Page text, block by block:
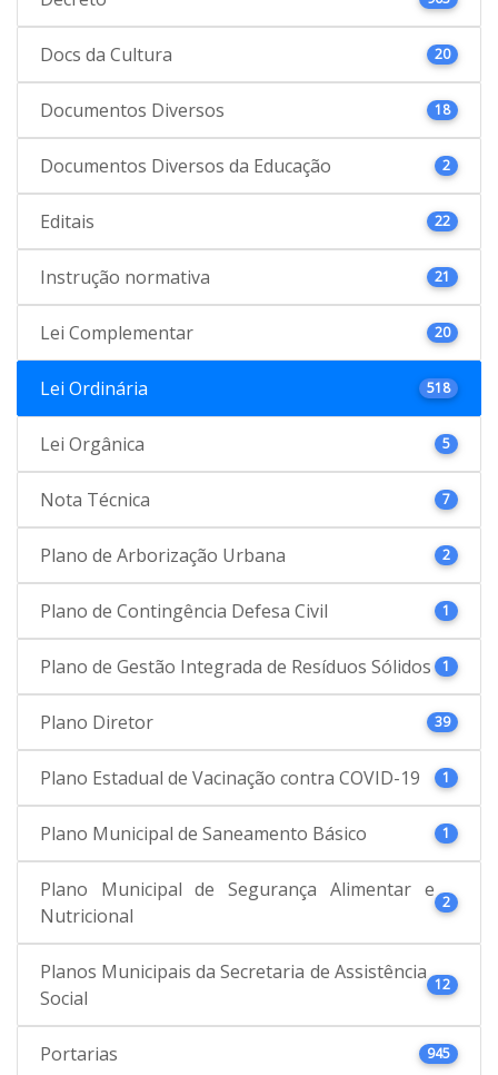
Docs da Cultura 20
Documentos Diversos 18
Documentos Diversos da Educação 2
Editais 22
Instrução normativa 21
Lei Complementar 20
Lei Ordinária 518
Lei Orgânica 5
Nota Técnica 7
Plano de Arborização Urbana 2
Plano de Contingência Defesa Civil 1
Plano de Gestão Integrada de Resíduos Sólidos 1
Plano Diretor 39
Plano Estadual de Vacinação contra COVID-19 1
Plano Municipal de Saneamento Básico 1
Plano Municipal de Segurança Alimentar e
Nutricional
2
Planos Municipais da Secretaria de Assistência
Social
12
Portarias 945